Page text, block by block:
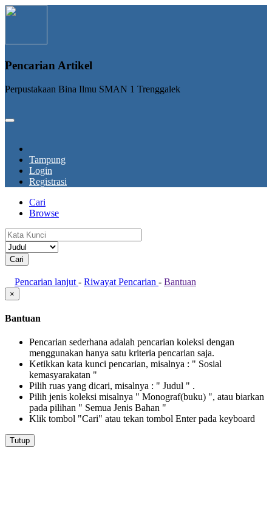
Pencarian Artikel
Perpustakaan Bina Ilmu SMAN 1 Trenggalek
Tampung
Login
Registrasi
Cari
Browse
Pencarian lanjut - Riwayat Pencarian - Bantuan
×
Bantuan
Pencarian sederhana adalah pencarian koleksi dengan
menggunakan hanya satu kriteria pencarian saja.
Ketikkan kata kunci pencarian, misalnya : " Sosial
kemasyarakatan "
Pilih ruas yang dicari, misalnya : " Judul " .
Pilih jenis koleksi misalnya " Monograf(buku) ", atau biarkan
pada pilihan " Semua Jenis Bahan "
Klik tombol "Cari" atau tekan tombol Enter pada keyboard
Tutup